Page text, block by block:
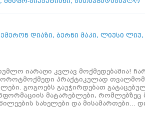
დიაზი, ბერნი მაკი, ლიუსი ლიუ,
იარაღი კვლავ მოქმედებაშია!
პრაქტიკულად
გოგოებს გაუჭირდებათ
მატარებლები,
სახელები და მისამართები...